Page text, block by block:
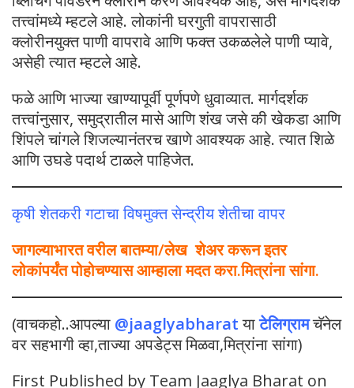
तत्त्वांमध्ये म्हटले आहे. लोकांनी घरगुती वापरासाठी
क्लोरीनयुक्त पाणी वापरावे आणि फक्त उकळलेले पाणी प्यावे,
असेही त्यात म्हटले आहे.
फळे आणि भाज्या खाण्यापूर्वी पूर्णपणे धुवाव्यात. मार्गदर्शक
तत्त्वांनुसार, समुद्रातील मासे आणि शंख जसे की खेकडा आणि
शिंपले चांगले शिजल्यानंतरच खाणे आवश्यक आहे. त्यात शिळे
आणि उघडे पदार्थ टाळले पाहिजेत.
कृषी शेतकरी गटाचा विषमुक्त सेन्द्रीय शेतीचा वापर
जागल्याभारत वरील बातम्या/लेख शेअर करून इतर
लोकांपर्यंत पोहोचण्यास आम्हाला मदत करा.मित्रांना सांगा.
(वाचकहो..आपल्या @jaaglyabharat याटेलिग्रामचॅनेल
वर सहभागी व्हा,ताज्या अपडेट्स मिळवा,मित्रांना सांगा)
First Published by Team Jaaglya Bharat on